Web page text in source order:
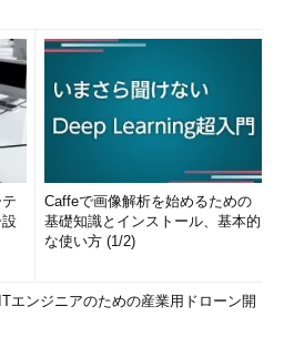
Caffeで画像解析を始めるための
基礎知識とインストール、基本的
な使い方 (1/2)
エンジニアのための産業用ドローン開